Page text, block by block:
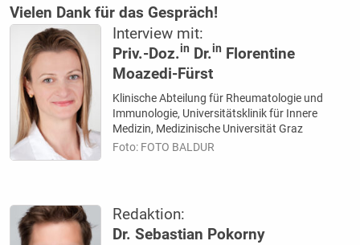
Vielen Dank für das Gespräch!
Interview mit:
Priv.-Doz.in Dr.in Florentine
Moazedi-Fürst
Klinische Abteilung für Rheumatologie und
Immunologie, Universitätsklinik für Innere
Medizin, Medizinische Universität Graz
Foto: FOTO BALDUR
Redaktion:
Dr. Sebastian Pokorny